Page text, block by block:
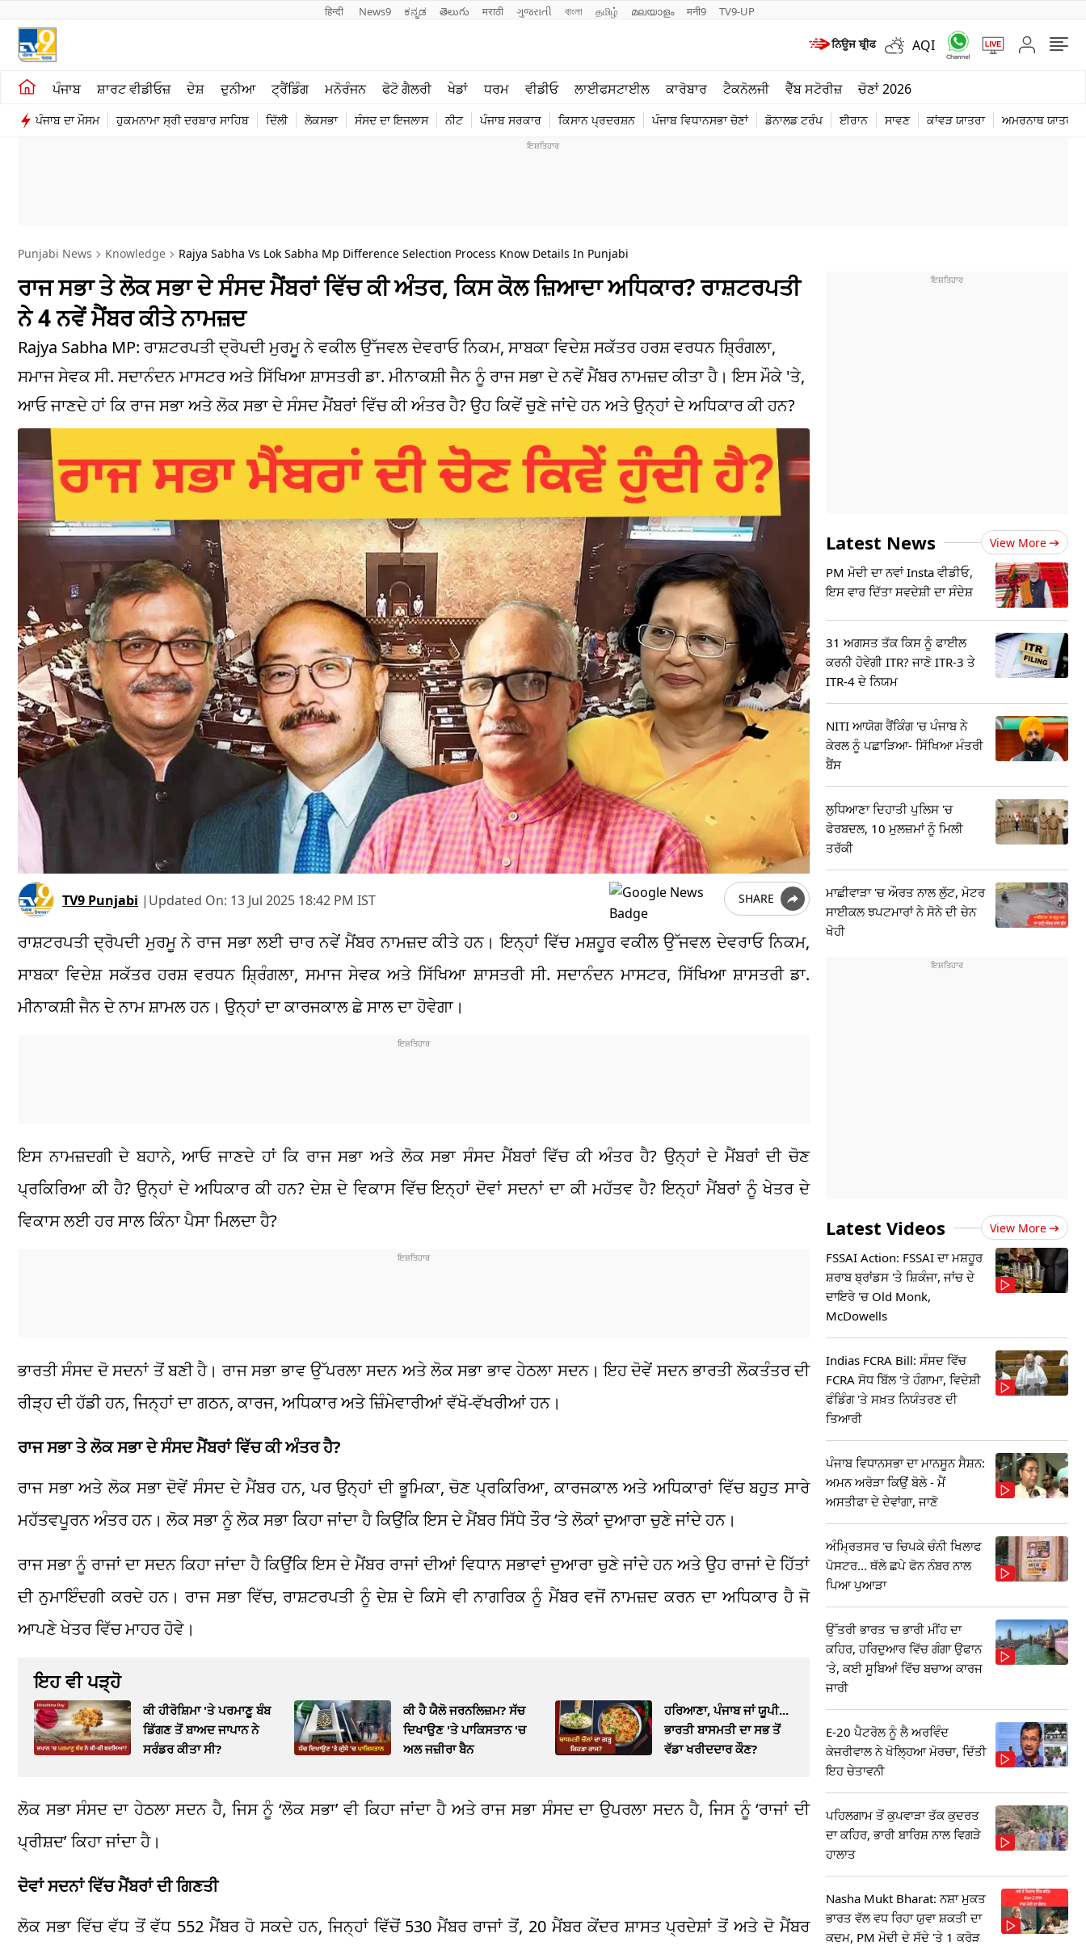
हिन्दी News9 ಕನ್ನಡ తెలుగు मराठी ગુજરાતી বাংলা தமிழ் മലയാളം मनी9 TV9-UP
AQI
ਪੰਜਾਬ ਸ਼ਾਰਟ ਵੀਡੀਓਜ਼ ਦੇਸ਼ ਦੁਨੀਆ ਟ੍ਰੈਂਡਿੰਗ ਮਨੋਰੰਜਨ ਫੋਟੋ ਗੈਲਰੀ ਖੇਡਾਂ ਧਰਮ ਵੀਡੀਓ ਲਾਈਫਸਟਾਈਲ ਕਾਰੋਬਾਰ ਟੈਕਨੋਲਜੀ ਵੈੱਬ ਸਟੋਰੀਜ਼ ਚੋਣਾਂ 2026
ਪੰਜਾਬ ਦਾ ਮੌਸਮ ਹੁਕਮਨਾਮਾ ਸ੍ਰੀ ਦਰਬਾਰ ਸਾਹਿਬ ਦਿੱਲੀ ਲੋਕਸਭਾ ਸੰਸਦ ਦਾ ਇਜਲਾਸ ਨੀਟ ਪੰਜਾਬ ਸਰਕਾਰ ਕਿਸਾਨ ਪ੍ਰਦਰਸ਼ਨ ਪੰਜਾਬ ਵਿਧਾਨਸਭਾ ਚੋਣਾਂ ਡੋਨਾਲਡ ਟਰੰਪ ਈਰਾਨ ਸਾਵਣ ਕਾਂਵੜ ਯਾਤਰਾ ਅਮਰਨਾਥ ਯਾਤਰਾ
ਖੇਤੀਬਾੜੀ
ਸ਼ਾਰਟ ਵੀਡੀਓਜ਼
ਮਨੋਰੰਜਨ
ਪੰਜਾਬ
ਟੈਕਨੋਲਜੀ
ਦੁਨੀਆ
Punjabi News Knowledge Rajya Sabha Vs Lok Sabha Mp Difference Selection Process Know Details In Punjabi
ਰਾਜ ਸਭਾ ਤੇ ਲੋਕ ਸਭਾ ਦੇ ਸੰਸਦ ਮੈਂਬਰਾਂ ਵਿੱਚ ਕੀ ਅੰਤਰ, ਕਿਸ ਕੋਲ ਜ਼ਿਆਦਾ ਅਧਿਕਾਰ? ਰਾਸ਼ਟਰਪਤੀ
ਨੇ 4 ਨਵੇਂ ਮੈਂਬਰ ਕੀਤੇ ਨਾਮਜ਼ਦ
Rajya Sabha MP: ਰਾਸ਼ਟਰਪਤੀ ਦ੍ਰੋਪਦੀ ਮੁਰਮੂ ਨੇ ਵਕੀਲ ਉੱਜਵਲ ਦੇਵਰਾਓ ਨਿਕਮ, ਸਾਬਕਾ ਵਿਦੇਸ਼ ਸਕੱਤਰ ਹਰਸ਼ ਵਰਧਨ ਸ਼੍ਰਿੰਗਲਾ,
ਸਮਾਜ ਸੇਵਕ ਸੀ. ਸਦਾਨੰਦਨ ਮਾਸਟਰ ਅਤੇ ਸਿੱਖਿਆ ਸ਼ਾਸਤਰੀ ਡਾ. ਮੀਨਾਕਸ਼ੀ ਜੈਨ ਨੂੰ ਰਾਜ ਸਭਾ ਦੇ ਨਵੇਂ ਮੈਂਬਰ ਨਾਮਜ਼ਦ ਕੀਤਾ ਹੈ। ਇਸ ਮੌਕੇ 'ਤੇ,
ਆਓ ਜਾਣਦੇ ਹਾਂ ਕਿ ਰਾਜ ਸਭਾ ਅਤੇ ਲੋਕ ਸਭਾ ਦੇ ਸੰਸਦ ਮੈਂਬਰਾਂ ਵਿੱਚ ਕੀ ਅੰਤਰ ਹੈ? ਉਹ ਕਿਵੇਂ ਚੁਣੇ ਜਾਂਦੇ ਹਨ ਅਤੇ ਉਨ੍ਹਾਂ ਦੇ ਅਧਿਕਾਰ ਕੀ ਹਨ?
TV9 Punjabi | Updated On: 13 Jul 2025 18:42 PM IST SHARE
ਰਾਸ਼ਟਰਪਤੀ ਦ੍ਰੋਪਦੀ ਮੁਰਮੂ ਨੇ ਰਾਜ ਸਭਾ ਲਈ ਚਾਰ ਨਵੇਂ ਮੈਂਬਰ ਨਾਮਜ਼ਦ ਕੀਤੇ ਹਨ। ਇਨ੍ਹਾਂ ਵਿੱਚ ਮਸ਼ਹੂਰ ਵਕੀਲ ਉੱਜਵਲ ਦੇਵਰਾਓ ਨਿਕਮ,
ਸਾਬਕਾ ਵਿਦੇਸ਼ ਸਕੱਤਰ ਹਰਸ਼ ਵਰਧਨ ਸ਼੍ਰਿੰਗਲਾ, ਸਮਾਜ ਸੇਵਕ ਅਤੇ ਸਿੱਖਿਆ ਸ਼ਾਸਤਰੀ ਸੀ. ਸਦਾਨੰਦਨ ਮਾਸਟਰ, ਸਿੱਖਿਆ ਸ਼ਾਸਤਰੀ ਡਾ.
ਮੀਨਾਕਸ਼ੀ ਜੈਨ ਦੇ ਨਾਮ ਸ਼ਾਮਲ ਹਨ। ਉਨ੍ਹਾਂ ਦਾ ਕਾਰਜਕਾਲ ਛੇ ਸਾਲ ਦਾ ਹੋਵੇਗਾ।
ਇਸ ਨਾਮਜ਼ਦਗੀ ਦੇ ਬਹਾਨੇ, ਆਓ ਜਾਣਦੇ ਹਾਂ ਕਿ ਰਾਜ ਸਭਾ ਅਤੇ ਲੋਕ ਸਭਾ ਸੰਸਦ ਮੈਂਬਰਾਂ ਵਿੱਚ ਕੀ ਅੰਤਰ ਹੈ? ਉਨ੍ਹਾਂ ਦੇ ਮੈਂਬਰਾਂ ਦੀ ਚੋਣ
ਪ੍ਰਕਿਰਿਆ ਕੀ ਹੈ? ਉਨ੍ਹਾਂ ਦੇ ਅਧਿਕਾਰ ਕੀ ਹਨ? ਦੇਸ਼ ਦੇ ਵਿਕਾਸ ਵਿੱਚ ਇਨ੍ਹਾਂ ਦੋਵਾਂ ਸਦਨਾਂ ਦਾ ਕੀ ਮਹੱਤਵ ਹੈ? ਇਨ੍ਹਾਂ ਮੈਂਬਰਾਂ ਨੂੰ ਖੇਤਰ ਦੇ
ਵਿਕਾਸ ਲਈ ਹਰ ਸਾਲ ਕਿੰਨਾ ਪੈਸਾ ਮਿਲਦਾ ਹੈ?
ਭਾਰਤੀ ਸੰਸਦ ਦੋ ਸਦਨਾਂ ਤੋਂ ਬਣੀ ਹੈ। ਰਾਜ ਸਭਾ ਭਾਵ ਉੱਪਰਲਾ ਸਦਨ ਅਤੇ ਲੋਕ ਸਭਾ ਭਾਵ ਹੇਠਲਾ ਸਦਨ। ਇਹ ਦੋਵੇਂ ਸਦਨ ਭਾਰਤੀ ਲੋਕਤੰਤਰ ਦੀ
ਰੀੜ੍ਹ ਦੀ ਹੱਡੀ ਹਨ, ਜਿਨ੍ਹਾਂ ਦਾ ਗਠਨ, ਕਾਰਜ, ਅਧਿਕਾਰ ਅਤੇ ਜ਼ਿੰਮੇਵਾਰੀਆਂ ਵੱਖੋ-ਵੱਖਰੀਆਂ ਹਨ।
ਰਾਜ ਸਭਾ ਤੇ ਲੋਕ ਸਭਾ ਦੇ ਸੰਸਦ ਮੈਂਬਰਾਂ ਵਿੱਚ ਕੀ ਅੰਤਰ ਹੈ?
ਰਾਜ ਸਭਾ ਅਤੇ ਲੋਕ ਸਭਾ ਦੋਵੇਂ ਸੰਸਦ ਦੇ ਮੈਂਬਰ ਹਨ, ਪਰ ਉਨ੍ਹਾਂ ਦੀ ਭੂਮਿਕਾ, ਚੋਣ ਪ੍ਰਕਿਰਿਆ, ਕਾਰਜਕਾਲ ਅਤੇ ਅਧਿਕਾਰਾਂ ਵਿੱਚ ਬਹੁਤ ਸਾਰੇ
ਮਹੱਤਵਪੂਰਨ ਅੰਤਰ ਹਨ। ਲੋਕ ਸਭਾ ਨੂੰ ਲੋਕ ਸਭਾ ਕਿਹਾ ਜਾਂਦਾ ਹੈ ਕਿਉਂਕਿ ਇਸ ਦੇ ਮੈਂਬਰ ਸਿੱਧੇ ਤੌਰ ‘ਤੇ ਲੋਕਾਂ ਦੁਆਰਾ ਚੁਣੇ ਜਾਂਦੇ ਹਨ।
ਰਾਜ ਸਭਾ ਨੂੰ ਰਾਜਾਂ ਦਾ ਸਦਨ ਕਿਹਾ ਜਾਂਦਾ ਹੈ ਕਿਉਂਕਿ ਇਸ ਦੇ ਮੈਂਬਰ ਰਾਜਾਂ ਦੀਆਂ ਵਿਧਾਨ ਸਭਾਵਾਂ ਦੁਆਰਾ ਚੁਣੇ ਜਾਂਦੇ ਹਨ ਅਤੇ ਉਹ ਰਾਜਾਂ ਦੇ ਹਿੱਤਾਂ
ਦੀ ਨੁਮਾਇੰਦਗੀ ਕਰਦੇ ਹਨ। ਰਾਜ ਸਭਾ ਵਿੱਚ, ਰਾਸ਼ਟਰਪਤੀ ਨੂੰ ਦੇਸ਼ ਦੇ ਕਿਸੇ ਵੀ ਨਾਗਰਿਕ ਨੂੰ ਮੈਂਬਰ ਵਜੋਂ ਨਾਮਜ਼ਦ ਕਰਨ ਦਾ ਅਧਿਕਾਰ ਹੈ ਜੋ
ਆਪਣੇ ਖੇਤਰ ਵਿੱਚ ਮਾਹਰ ਹੋਵੇ।
ਇਹ ਵੀ ਪੜ੍ਹੋ
ਕੀ ਹੀਰੋਸ਼ਿਮਾ 'ਤੇ ਪਰਮਾਣੂ ਬੰਬ
ਡਿੱਗਣ ਤੋਂ ਬਾਅਦ ਜਾਪਾਨ ਨੇ
ਸਰੰਡਰ ਕੀਤਾ ਸੀ?
ਕੀ ਹੈ ਯੈਲੋ ਜਰਨਲਿਜ਼ਮ? ਸੱਚ
ਦਿਖਾਉਣ 'ਤੇ ਪਾਕਿਸਤਾਨ 'ਚ
ਅਲ ਜਜ਼ੀਰਾ ਬੈਨ
ਹਰਿਆਣਾ, ਪੰਜਾਬ ਜਾਂ ਯੂਪੀ...
ਭਾਰਤੀ ਬਾਸਮਤੀ ਦਾ ਸਭ ਤੋਂ
ਵੱਡਾ ਖਰੀਦਦਾਰ ਕੌਣ?
ਲੋਕ ਸਭਾ ਸੰਸਦ ਦਾ ਹੇਠਲਾ ਸਦਨ ਹੈ, ਜਿਸ ਨੂੰ ‘ਲੋਕ ਸਭਾ’ ਵੀ ਕਿਹਾ ਜਾਂਦਾ ਹੈ ਅਤੇ ਰਾਜ ਸਭਾ ਸੰਸਦ ਦਾ ਉਪਰਲਾ ਸਦਨ ਹੈ, ਜਿਸ ਨੂੰ ‘ਰਾਜਾਂ ਦੀ
ਪ੍ਰੀਸ਼ਦ’ ਕਿਹਾ ਜਾਂਦਾ ਹੈ।
ਦੋਵਾਂ ਸਦਨਾਂ ਵਿੱਚ ਮੈਂਬਰਾਂ ਦੀ ਗਿਣਤੀ
ਲੋਕ ਸਭਾ ਵਿੱਚ ਵੱਧ ਤੋਂ ਵੱਧ 552 ਮੈਂਬਰ ਹੋ ਸਕਦੇ ਹਨ, ਜਿਨ੍ਹਾਂ ਵਿੱਚੋਂ 530 ਮੈਂਬਰ ਰਾਜਾਂ ਤੋਂ, 20 ਮੈਂਬਰ ਕੇਂਦਰ ਸ਼ਾਸਤ ਪ੍ਰਦੇਸ਼ਾਂ ਤੋਂ ਅਤੇ ਦੋ ਮੈਂਬਰ
Latest News View More
PM ਮੋਦੀ ਦਾ ਨਵਾਂ Insta ਵੀਡੀਓ,
ਇਸ ਵਾਰ ਦਿੱਤਾ ਸਵਦੇਸ਼ੀ ਦਾ ਸੰਦੇਸ਼
31 ਅਗਸਤ ਤੱਕ ਕਿਸ ਨੂੰ ਫਾਈਲ
ਕਰਨੀ ਹੋਵੇਗੀ ITR? ਜਾਣੋ ITR-3 ਤੇ
ITR-4 ਦੇ ਨਿਯਮ
NITI ਆਯੋਗ ਰੈਂਕਿੰਗ 'ਚ ਪੰਜਾਬ ਨੇ
ਕੇਰਲ ਨੂੰ ਪਛਾੜਿਆ- ਸਿੱਖਿਆ ਮੰਤਰੀ
ਬੈਂਸ
ਲੁਧਿਆਣਾ ਦਿਹਾਤੀ ਪੁਲਿਸ 'ਚ
ਫੇਰਬਦਲ, 10 ਮੁਲਜ਼ਮਾਂ ਨੂੰ ਮਿਲੀ
ਤਰੱਕੀ
ਮਾਛੀਵਾੜਾ 'ਚ ਔਰਤ ਨਾਲ ਲੁੱਟ, ਮੋਟਰ
ਸਾਈਕਲ ਝਪਟਮਾਰਾਂ ਨੇ ਸੋਨੇ ਦੀ ਚੇਨ
ਖੋਹੀ
Latest Videos View More
FSSAI Action: FSSAI ਦਾ ਮਸ਼ਹੂਰ
ਸ਼ਰਾਬ ਬ੍ਰਾਂਡਸ 'ਤੇ ਸ਼ਿਕੰਜਾ, ਜਾਂਚ ਦੇ
ਦਾਇਰੇ 'ਚ Old Monk,
McDowells
Indias FCRA Bill: ਸੰਸਦ ਵਿੱਚ
FCRA ਸੋਧ ਬਿੱਲ 'ਤੇ ਹੰਗਾਮਾ, ਵਿਦੇਸ਼ੀ
ਫੰਡਿੰਗ 'ਤੇ ਸਖ਼ਤ ਨਿਯੰਤਰਣ ਦੀ
ਤਿਆਰੀ
ਪੰਜਾਬ ਵਿਧਾਨਸਭਾ ਦਾ ਮਾਨਸੂਨ ਸੈਸ਼ਨ:
ਅਮਨ ਅਰੋੜਾ ਕਿਉਂ ਬੋਲੇ - ਮੈਂ
ਅਸਤੀਫਾ ਦੇ ਦੇਵਾਂਗਾ, ਜਾਣੋ
ਅੰਮ੍ਰਿਤਸਰ 'ਚ ਚਿਪਕੇ ਚੰਨੀ ਖਿਲਾਫ
ਪੋਸਟਰ... ਥੱਲੇ ਛਪੇ ਫੋਨ ਨੰਬਰ ਨਾਲ
ਪਿਆ ਪੁਆੜਾ
ਉੱਤਰੀ ਭਾਰਤ 'ਚ ਭਾਰੀ ਮੀਂਹ ਦਾ
ਕਹਿਰ, ਹਰਿਦੁਆਰ ਵਿੱਚ ਗੰਗਾ ਉਫਾਨ
'ਤੇ, ਕਈ ਸੂਬਿਆਂ ਵਿੱਚ ਬਚਾਅ ਕਾਰਜ
ਜਾਰੀ
E-20 ਪੈਟਰੋਲ ਨੂੰ ਲੈ ਅਰਵਿੰਦ
ਕੇਜਰੀਵਾਲ ਨੇ ਖੋਲ੍ਹਿਆ ਮੋਰਚਾ, ਦਿੱਤੀ
ਇਹ ਚੇਤਾਵਨੀ
ਪਹਿਲਗਾਮ ਤੋਂ ਕੁਪਵਾੜਾ ਤੱਕ ਕੁਦਰਤ
ਦਾ ਕਹਿਰ, ਭਾਰੀ ਬਾਰਿਸ਼ ਨਾਲ ਵਿਗੜੇ
ਹਾਲਾਤ
Nasha Mukt Bharat: ਨਸ਼ਾ ਮੁਕਤ
ਭਾਰਤ ਵੱਲ ਵਧ ਰਿਹਾ ਯੁਵਾ ਸ਼ਕਤੀ ਦਾ
ਕਦਮ, PM ਮੋਦੀ ਦੇ ਸੱਦੇ 'ਤੇ 1 ਕਰੋੜ